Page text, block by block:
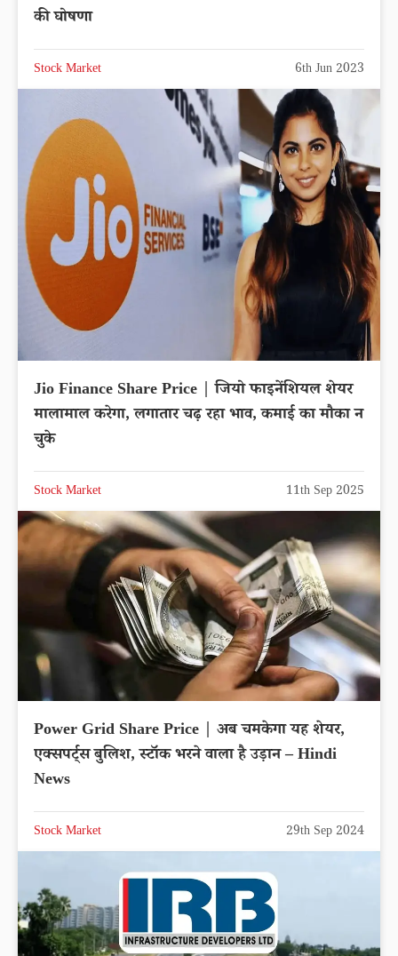
की घोषणा
Stock Market 6th Jun 2023
Jio Finance Share Price | जियो फाइनेंशियल शेयर
मालामाल करेगा, लगातार चढ़ रहा भाव, कमाई का मौका न
चुके
Stock Market 11th Sep 2025
Power Grid Share Price | अब चमकेगा यह शेयर,
एक्सपर्ट्स बुलिश, स्टॉक भरने वाला है उड़ान – Hindi
News
Stock Market 29th Sep 2024